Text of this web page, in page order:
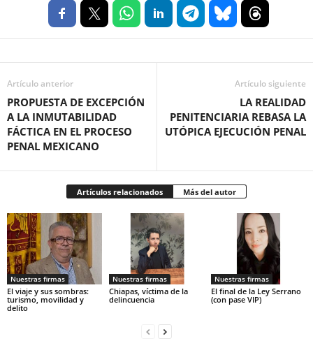
Artículo anterior
PROPUESTA DE EXCEPCIÓN
A LA INMUTABILIDAD
FÁCTICA EN EL PROCESO
PENAL MEXICANO
Artículo siguiente
LA REALIDAD
PENITENCIARIA REBASA LA
UTÓPICA EJECUCIÓN PENAL
Artículos relacionados Más del autor
Nuestras firmas
El viaje y sus sombras:
turismo, movilidad y
delito
Nuestras firmas
Chiapas, víctima de la
delincuencia
Nuestras firmas
El final de la Ley Serrano
(con pase VIP)